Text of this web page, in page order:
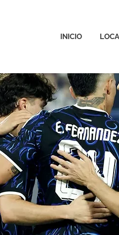
INICIO